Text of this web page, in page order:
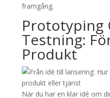
framgång.
Prototyping
Testning:
Produkt
När du har en klar idé om